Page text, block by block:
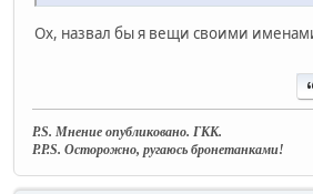
Ох, назвал бы я вещи своими
P.S. Мнение опубликовано. ГКК.
P.P.S. Осторожно, ругаюсь бронетанками!